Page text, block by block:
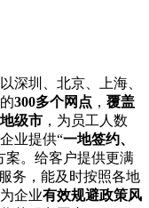
深圳、北京、上海、
300多个网点 ， 覆盖
级市 ，为员工人数
业提供“一地签约、
案。给客户提供更满
务，能及时按照各地
企业有效规避政策风